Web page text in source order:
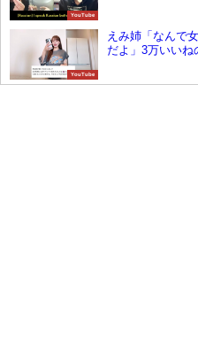
YouTube
YouTube
えみ姉「なんで
だよ」3万いいね